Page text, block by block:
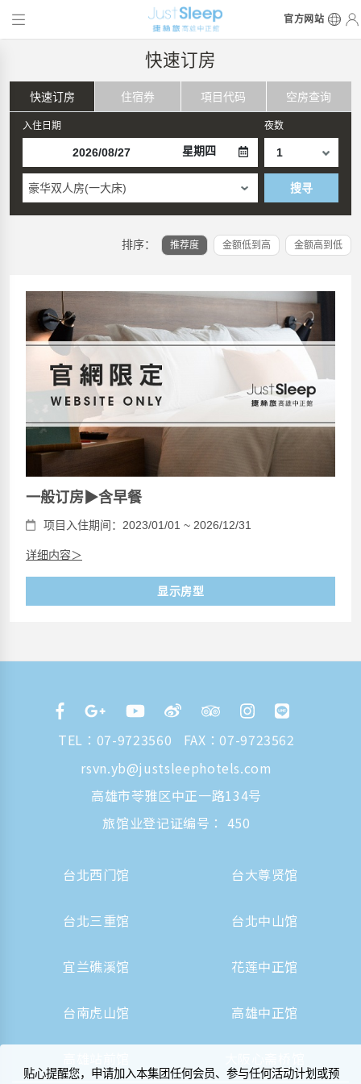
官方网站
快速订房
快速订房 住宿券 項目代码 空房查询
入住日期
星期四
夜数
豪华双人房(一大床) 搜寻
排序： 推荐度 金额低到高 金额高到低
一般订房▶含早餐
项目入住期间：2023/01/01 ~ 2026/12/31
详细内容＞
显示房型
TEL： 07-9723560
FAX：07-9723562
rsvn.yb@justsleephotels.com
高雄市苓雅区中正一路134号
旅馆业登记证编号： 450
台北西门馆 台大尊贤馆
台北三重馆 台北中山馆
宜兰礁溪馆 花莲中正馆
台南虎山馆 高雄中正馆
贴心提醒您，申请加入本集团任何会员、参与任何活动计划或预